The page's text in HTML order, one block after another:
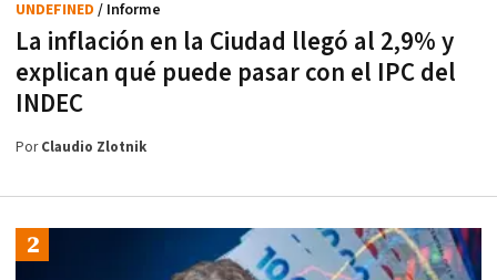
La inflación en la Ciudad llegó al 2,9% y
explican qué puede pasar con el IPC del
INDEC
UNDEFINED / Informe
PorClaudio Zlotnik